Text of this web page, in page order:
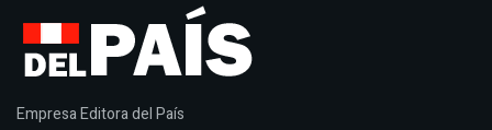
Empresa Editora del País